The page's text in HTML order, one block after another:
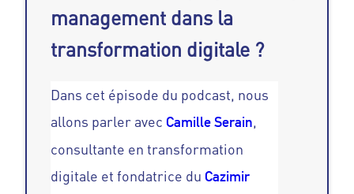
management dans la
transformation digitale ?
Dans cet épisode du podcast, nous
allons parler avec Camille Serain,
consultante en transformation
digitale et fondatrice du Cazimir